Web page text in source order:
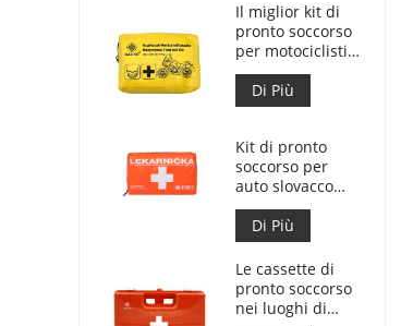
Il miglior kit di
pronto soccorso
per motociclisti
d'avventura per
motociclisti
Di Più
Kit di pronto
soccorso per
auto slovacco
Meet MZ SR
č.143/2009
Di Più
Le cassette di
pronto soccorso
nei luoghi di